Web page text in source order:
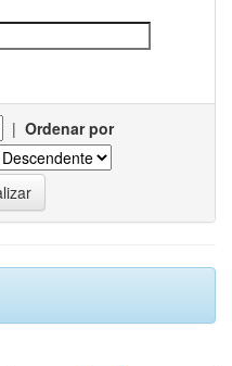
| Ordenar por